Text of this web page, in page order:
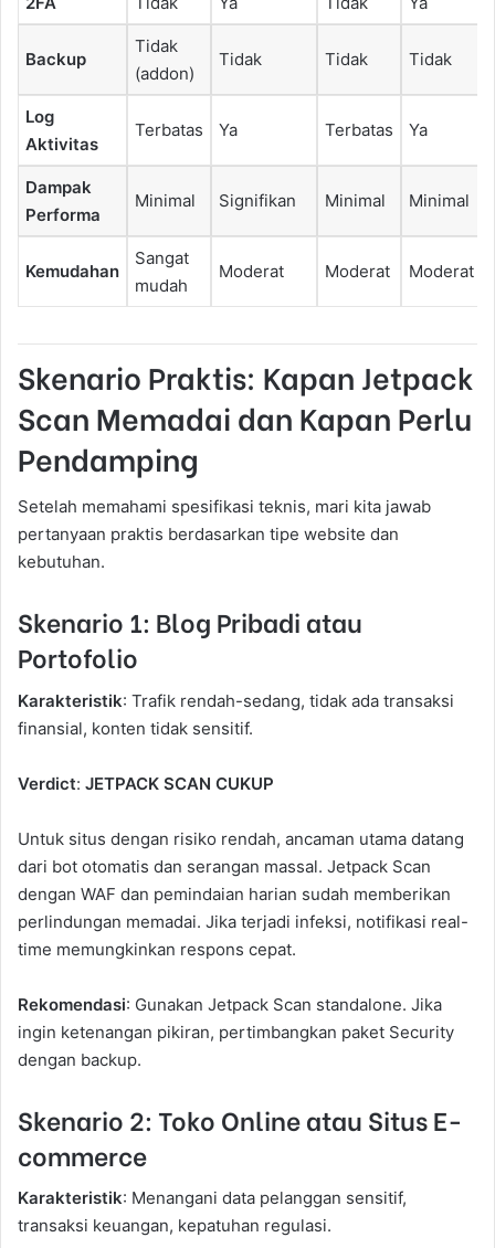
Backup
Tidak
(addon)
Tidak Tidak Tidak
Log
Aktivitas
Terbatas Ya Terbatas Ya
Dampak
Performa
Minimal Signifikan Minimal Minimal
Kemudahan
Sangat
mudah
Moderat Moderat Moderat
Skenario Praktis: Kapan Jetpack
Scan Memadai dan Kapan Perlu
Pendamping
Setelah memahami spesifikasi teknis, mari kita jawab
pertanyaan praktis berdasarkan tipe website dan
kebutuhan.
Skenario 1: Blog Pribadi atau
Portofolio
Karakteristik: Trafik rendah-sedang, tidak ada transaksi
finansial, konten tidak sensitif.
Verdict: JETPACK SCAN CUKUP
Untuk situs dengan risiko rendah, ancaman utama datang
dari bot otomatis dan serangan massal. Jetpack Scan
dengan WAF dan pemindaian harian sudah memberikan
perlindungan memadai. Jika terjadi infeksi, notifikasi real-
time memungkinkan respons cepat.
Rekomendasi: Gunakan Jetpack Scan standalone. Jika
ingin ketenangan pikiran, pertimbangkan paket Security
dengan backup.
Skenario 2: Toko Online atau Situs E-
commerce
Karakteristik: Menangani data pelanggan sensitif,
transaksi keuangan, kepatuhan regulasi.